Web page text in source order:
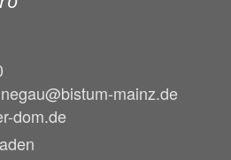
mainz.de
dom.de